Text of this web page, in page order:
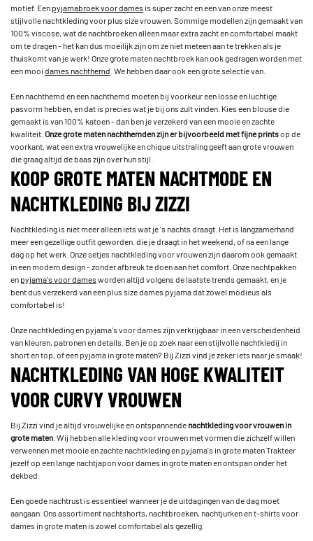
motief. Eenpyjamabroek voor damesis super zacht en een van onze meest
stijlvolle nachtkleding voor plus size vrouwen. Sommige modellen zijn gemaakt van
100% viscose, wat de nachtbroeken alleen maar extra zacht en comfortabel maakt
om te dragen - het kan dus moeilijk zijn om ze niet meteen aan te trekken als je
thuiskomt van je werk! Onze grote maten nachtbroek kan ook gedragen worden met
een mooidames nachthemd . We hebben daar ook een grote selectie van.
Een nachthemd en een nachthemd moeten bij voorkeur een losse en luchtige
pasvorm hebben, en dat is precies wat je bij ons zult vinden. Kies een blouse die
gemaakt is van 100% katoen - dan ben je verzekerd van een mooie en zachte
kwaliteit. Onze grote maten nachthemden zijn er bijvoorbeeld met fijne printsop de
voorkant, wat een extra vrouwelijke en chique uitstraling geeft aan grote vrouwen
die graag altijd de baas zijn over hun stijl.
KOOP GROTE MATEN NACHTMODE EN
NACHTKLEDING BIJ ZIZZI
Nachtkleding is niet meer alleen iets wat je 's nachts draagt. Het is langzamerhand
meer een gezellige outfit geworden. die je draagt in het weekend, of na een lange
dag op het werk. Onze setjes nachtkleding voor vrouwen zijn daarom ook gemaakt
in een modern design - zonder afbreuk te doen aan het comfort. Onze nachtpakken
enpyjama's voor damesworden altijd volgens de laatste trends gemaakt, en je
bent dus verzekerd van een plus size dames pyjama dat zowel modieus als
comfortabel is!
Onze nachtkleding en pyjama's voor dames zijn verkrijgbaar in een verscheidenheid
van kleuren, patronen en details. Ben je op zoek naar een stijlvolle nachtkledij in
short en top, of een pyjama in grote maten? Bij Zizzi vind je zeker iets naar je smaak!
NACHTKLEDING VAN HOGE KWALITEIT
VOOR CURVY VROUWEN
Bij Zizzi vind je altijd vrouwelijke en ontspannendenachtkleding voor vrouwen in
grote maten . Wij hebben alle kleding voor vrouwen met vormen die zichzelf willen
verwennen met mooie en zachte nachtkleding en pyjama's in grote maten Trakteer
jezelf op een lange nachtjapon voor dames in grote maten en ontspan onder het
dekbed.
Een goede nachtrust is essentieel wanneer je de uitdagingen van de dag moet
aangaan. Ons assortiment nachtshorts, nachtbroeken, nachtjurken en t-shirts voor
dames in grote maten is zowel comfortabel als gezellig.